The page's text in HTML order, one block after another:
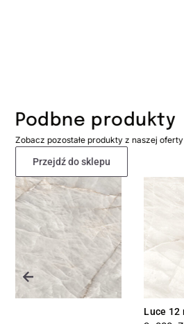
Podbne produkty
Zobacz pozostałe produkty z naszej oferty
Przejdź do sklepu
Luce 12 mm poler lub soft touch